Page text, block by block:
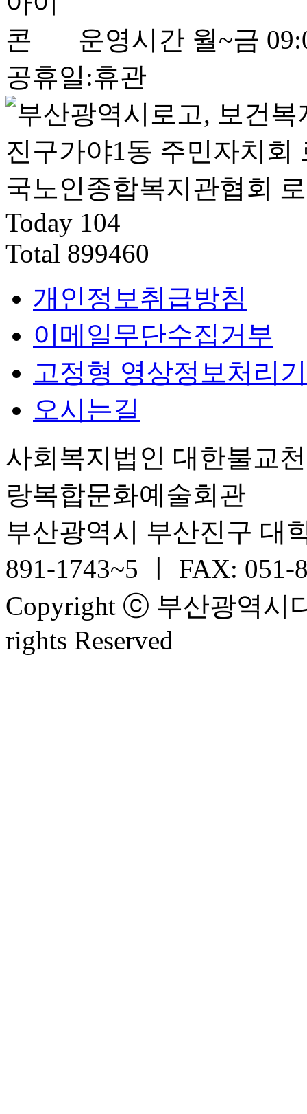
운영시간 월~금
공휴일:휴관
Today 104
Total 899460
개인정보취급방침
이메일무단수집거부
고정형 영상정보처리
오시는길
사회복지법인 대한불교
랑복합문화예술회관
부산광역시 부산진구 대
891-1743~5 ㅣ FAX: 051-
Copyright ⓒ 부산광역시
rights Reserved